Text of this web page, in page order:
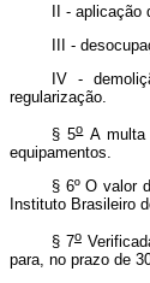
II -
III -
IV -
§ 5oA multa
§ 6º O valor
Instituto Brasileiro
§ 7o
para, no prazo de